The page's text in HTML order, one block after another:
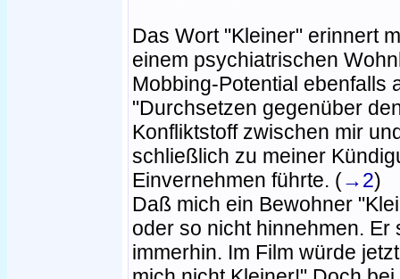
Das Wort "Kleiner" erinnert
einem psychiatrischen
Mobbing-Potential ebenfalls
"Durchsetzen gegenüber
Konfliktstoff zwischen mir
schließlich zu meiner
Einvernehmen führte. (→2)
Daß mich ein Bewohner
oder so nicht hinnehmen.
immerhin. Im Film würde